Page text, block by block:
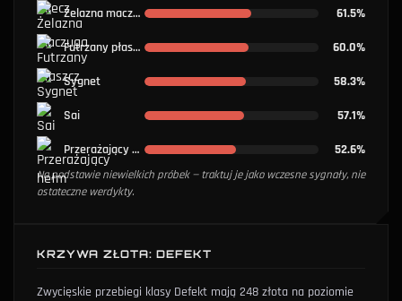
Żelazna maczuga 61.5%
Futrzany płaszcz 60.0%
Sygnet 58.3%
Sai 57.1%
Przerażający hełm 52.6%
Na podstawie niewielkich próbek — traktuj je jako wczesne sygnały, nie
ostateczne werdykty.
KRZYWA ZŁOTA: DEFEKT
Zwycięskie przebiegi klasy Defekt mają 248 złota na poziomie